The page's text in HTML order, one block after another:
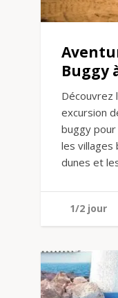
Buggy
Découvrez
excursion
buggy
les
dunes et
1/2 jour